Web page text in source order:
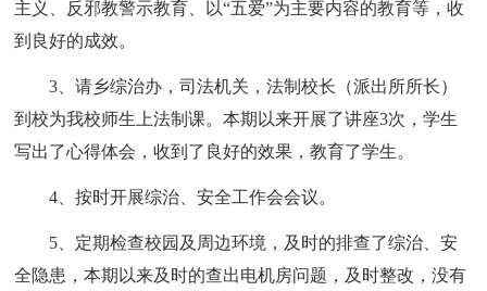
主义、反邪教警示教育、以“五爱”为主要内容的教育等，收
到良好的成效。
3、请乡综治办，司法机关，法制校长（派出所所长）
到校为我校师生上法制课。本期以来开展了讲座3次，学生
写出了心得体会，收到了良好的效果，教育了学生。
4、按时开展综治、安全工作会会议。
5、定期检查校园及周边环境，及时的排查了综治、安
全隐患，本期以来及时的查出电机房问题，及时整改，没有